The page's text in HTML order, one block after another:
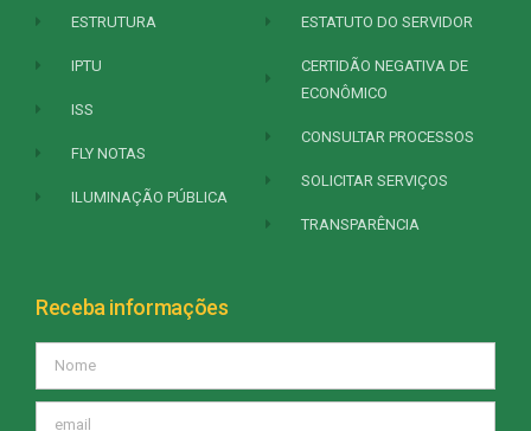
ESTRUTURA
IPTU
ISS
FLY NOTAS
ILUMINAÇÃO PÚBLICA
ESTATUTO DO SERVIDOR
CERTIDÃO NEGATIVA DE
ECONÔMICO
CONSULTAR PROCESSOS
SOLICITAR SERVIÇOS
TRANSPARÊNCIA
Receba informações